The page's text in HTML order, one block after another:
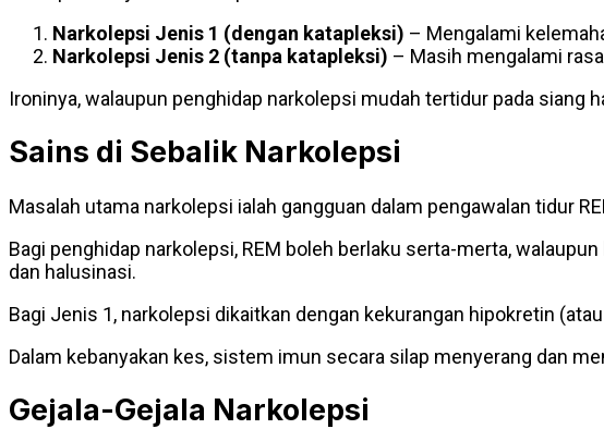
Narkolepsi Jenis 1 (dengan katapleksi) – Mengalami
Narkolepsi Jenis 2 (tanpa katapleksi) – Masih mengalami
Ironinya, walaupun penghidap narkolepsi mudah tertidur pada siang
Sains di Sebalik Narkolepsi
Masalah utama narkolepsi ialah gangguan dalam pengawalan tidur
Bagi penghidap narkolepsi, REM boleh berlaku serta-merta,
dan halusinasi.
Bagi Jenis 1, narkolepsi dikaitkan dengan kekurangan hipokretin
Dalam kebanyakan kes, sistem imun secara silap menyerang dan
Gejala-Gejala Narkolepsi